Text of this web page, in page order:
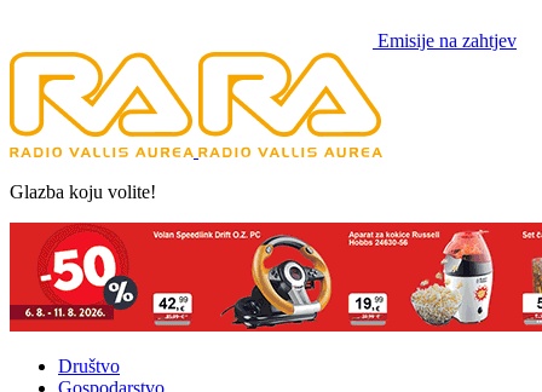
Emisije na zahtjev
Glazba koju volite!
Društvo
Gospodarstvo